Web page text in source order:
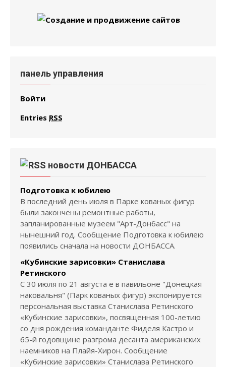
панель управления
Войти
Entries RSS
новости ДОНБАССА
Подготовка к юбилею
В последний день июля в Парке кованых фигур
были закончены ремонтные работы,
запланированные музеем "Арт-Донбасс" на
нынешний год. Сообщение Подготовка к юбилею
появились сначала на новости ДОНБАССА.
«Кубинские зарисовки» Станислава
Ретинского
С 30 июля по 21 августа е в павильоне "Донецкая
наковальня" (Парк кованых фигур) экспонируется
персональная выставка Станислава Ретинского
«Кубинские зарисовки», посвященная 100-летию
со дня рождения команданте Фиделя Кастро и
65-й годовщине разгрома десанта американских
наемников на Плайя-Хирон. Сообщение
«Кубинские зарисовки» Станислава Ретинского